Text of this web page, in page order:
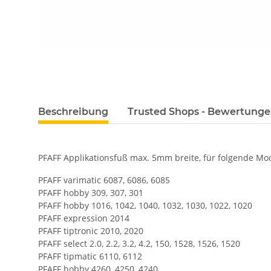
Beschreibung Trusted Shops -
PFAFF Applikationsfuß max. 5mm breite, für folgende
PFAFF varimatic 6087, 6086, 6085
PFAFF hobby 309, 307, 301
PFAFF hobby 1016, 1042, 1040, 1032, 1030, 1022, 1020
PFAFF expression 2014
PFAFF tiptronic 2010, 2020
PFAFF select 2.0, 2.2, 3.2, 4.2, 150, 1528, 1526, 1520
PFAFF tipmatic 6110, 6112